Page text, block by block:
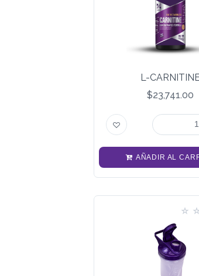
L-
$23,741.00
AÑADIR AL